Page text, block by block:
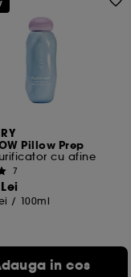
Pillow Prep
cu afine
7
/ 100ml
in cos
cu
si
sunt
Google.
privacy/
si citirea
iti personalizezi
"Respinge
oricand.